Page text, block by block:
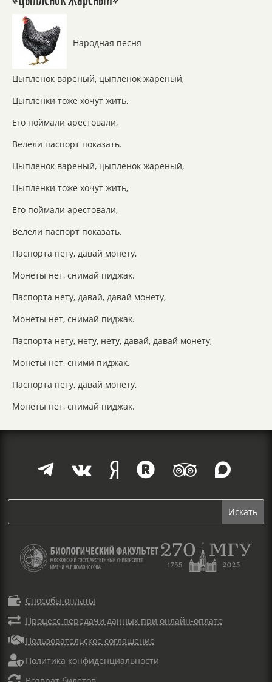
Народная песня
Цыпленок вареный, цыпленок жареный,
Цыпленки тоже хочут жить,
Его поймали арестовали,
Велели паспорт показать.
Цыпленок вареный, цыпленок жареный,
Цыпленки тоже хочут жить,
Его поймали арестовали,
Велели паспорт показать.
Паспорта нету, давай монету,
Монеты нет, снимай пиджак.
Паспорта нету, давай, давай монету,
Монеты нет, снимай пиджак.
Паспорта нету, нету, нету, давай, давай монету,
Монеты нет, сними пиджак,
Паспорта нету, давай монету,
Монеты нет, снимай пиджак.
     
 Способы оплаты
 Процесс передачи данных при онлайн-оплате
 Пользовательское соглашение
 Политика конфиденциальности